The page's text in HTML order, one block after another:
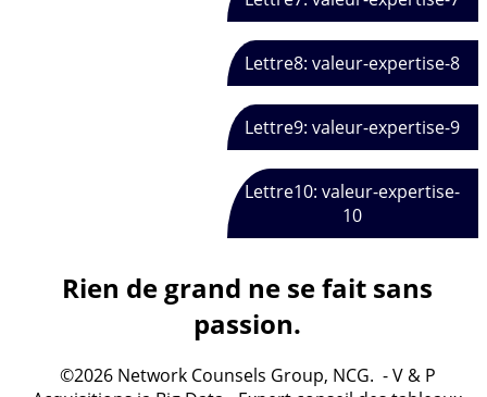
Lettre8: valeur-expertise-8
Lettre9: valeur-expertise-9
Lettre10: valeur-expertise-
10
Rien de grand ne se fait sans
passion.
©2026 Network Counsels Group, NCG. - V & P